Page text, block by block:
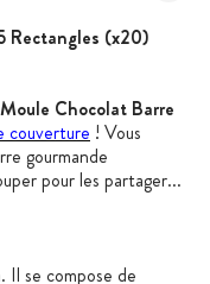
Rectangles (x20)
Moule Chocolat Barre
couverture ! Vous
gourmande
pour les partager...
Il se compose de